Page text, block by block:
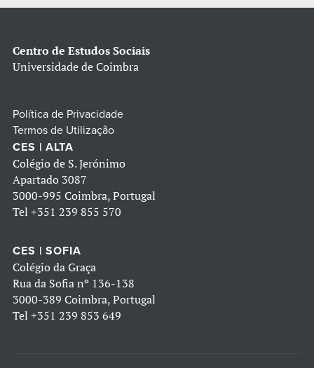
Centro de Estudos Sociais
Universidade de Coimbra
Política de Privacidade
Termos de Utilização
CES | ALTA
Colégio de S. Jerónimo
Apartado 3087
3000-995 Coimbra, Portugal
Tel +351 239 855 570
CES | SOFIA
Colégio da Graça
Rua da Sofia nº 136-138
3000-389 Coimbra, Portugal
Tel +351 239 853 649